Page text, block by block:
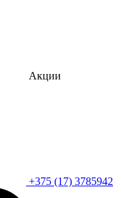
Акции
+375 (17) 3785942